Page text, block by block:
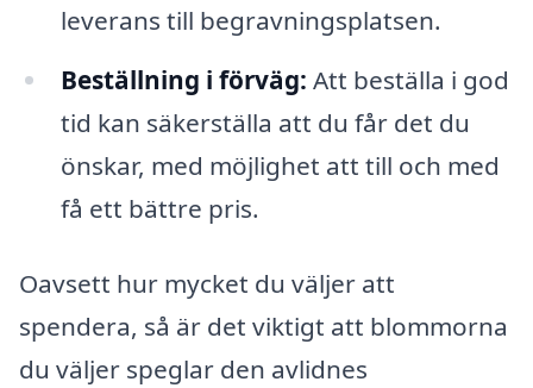
leverans till begravningsplatsen.
Beställning i förväg: Att beställa i god
tid kan säkerställa att du får det du
önskar, med möjlighet att till och med
få ett bättre pris.
Oavsett hur mycket du väljer att
spendera, så är det viktigt att blommorna
du väljer speglar den avlidnes